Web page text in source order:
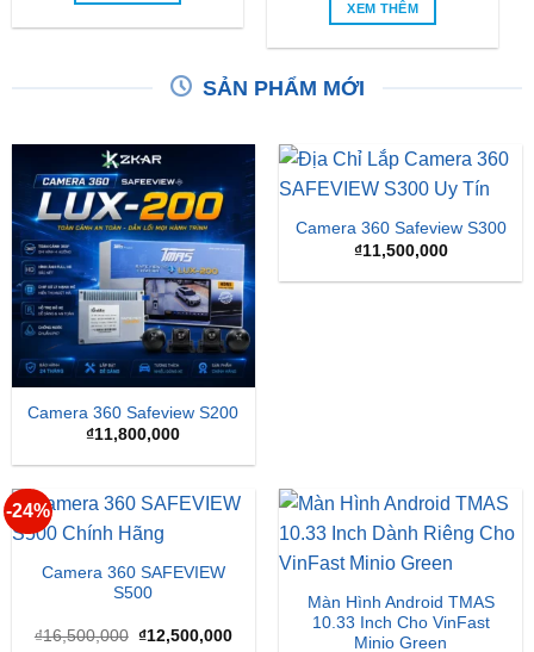
SẢN PHẨM MỚI
Camera 360 Safeview S200
₫11,800,000
Camera 360 Safeview S300
₫11,500,000
Camera 360 SAFEVIEW
S500
₫16,500,000
Giá
gốc
là:
₫12,500,000
₫12,500,000.
Màn Hình Android TMAS
10.33 Inch Cho VinFast
₫8,000,000